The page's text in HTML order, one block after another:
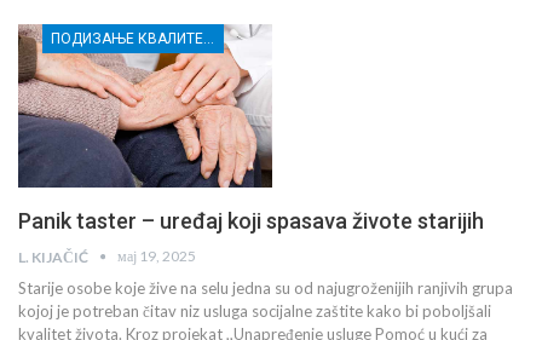
ПОДИЗАЊЕ КВАЛИТЕТА УСЛУГА СОЦИЈАЛНЕ ЗАШТИТЕ РАЊИВИХ ГРУПА У КРУШЕВЦУ
Panik taster – uređaj koji spasava živote starijih
L. KIJAČIĆ мај 19, 2025
Starije osobe koje žive na selu jedna su od najugroženijih ranjivih grupa
kojoj je potreban čitav niz usluga socijalne zaštite kako bi poboljšali
kvalitet života. Kroz projekat ,,Unapređenje usluge Pomoć u kući za